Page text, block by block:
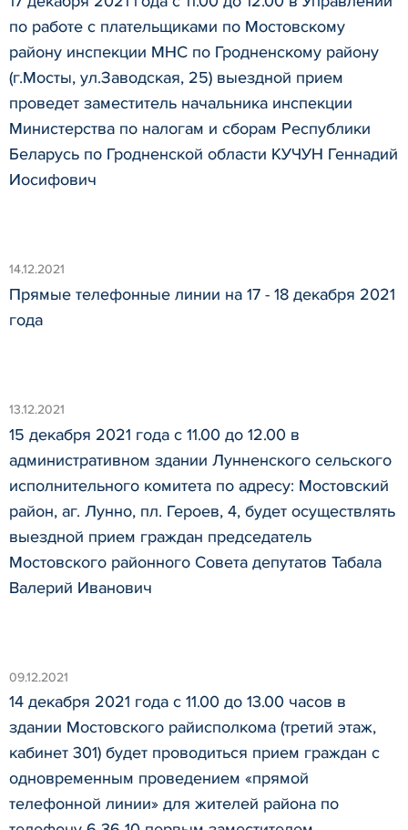
по работе с плательщиками по Мостовскому
району инспекции МНС по Гродненскому району
(г.Мосты, ул.Заводская, 25) выездной прием
проведет заместитель начальника инспекции
Министерства по налогам и сборам Республики
Беларусь по Гродненской области КУЧУН Геннадий
Иосифович
14.12.2021
Прямые телефонные линии на 17 - 18 декабря 2021
года
13.12.2021
15 декабря 2021 года с 11.00 до 12.00 в
административном здании Лунненского сельского
исполнительного комитета по адресу: Мостовский
район, аг. Лунно, пл. Героев, 4, будет осуществлять
выездной прием граждан председатель
Мостовского районного Совета депутатов Табала
Валерий Иванович
09.12.2021
14 декабря 2021 года с 11.00 до 13.00 часов в
здании Мостовского райисполкома (третий этаж,
кабинет 301) будет проводиться прием граждан с
одновременным проведением «прямой
телефонной линии» для жителей района по